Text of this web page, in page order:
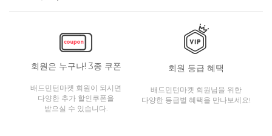
회원은 누구나! 3종 쿠폰
배드민턴마켓 회원이 되시면
다양한 추가 할인쿠폰을
받으실 수 있습니다.
회원 등급 혜택
배드민턴마켓 회원님을 위한
다양한 등급별 혜택을 만나보세요!